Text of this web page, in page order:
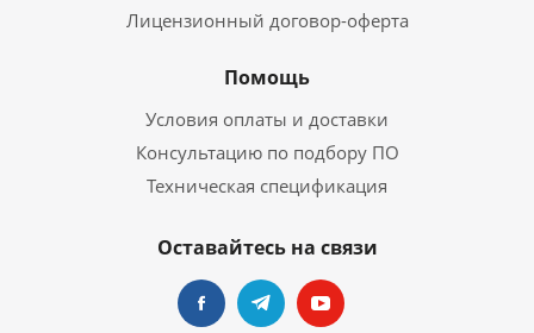
Лицензионный договор-оферта
Помощь
Условия оплаты и доставки
Консультацию по подбору ПО
Техническая спецификация
Оставайтесь на связи